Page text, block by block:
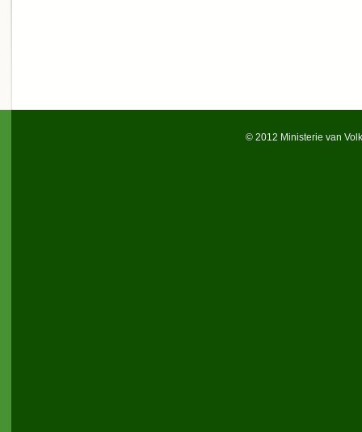
© 2012 Ministerie van